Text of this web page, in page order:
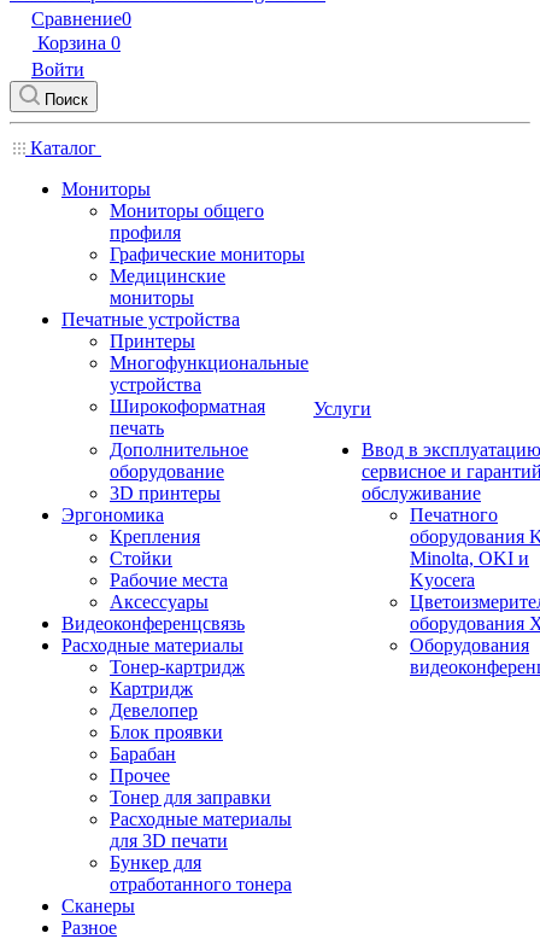
Сравнение0
Корзина 0
Войти
Поиск
Каталог
Мониторы
Мониторы общего
профиля
Графические мониторы
Медицинские
мониторы
Печатные устройства
Принтеры
Многофункциональные
устройства
Широкоформатная
печать
Дополнительное
оборудование
3D принтеры
Эргономика
Крепления
Стойки
Рабочие места
Аксессуары
Видеоконференцсвязь
Расходные материалы
Тонер-картридж
Картридж
Девелопер
Блок проявки
Барабан
Прочее
Тонер для заправки
Расходные материалы
для 3D печати
Бункер для
отработанного тонера
Сканеры
Разное
Услуги
Ввод в
сервисное и
обслуживание
Печатного
оборудования
Minolta, OKI и
Kyocera
оборудования
Оборудования